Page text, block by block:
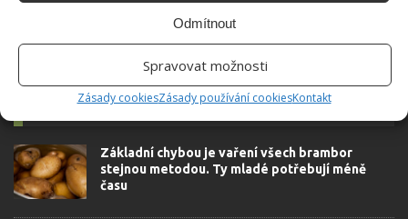
Odmítnout
Spravovat možnosti
Zásady cookiesZásady používání cookiesKontakt
SOUVISEJÍCÍ ČLÁNKY
Základní chybou je vaření všech brambor
stejnou metodou. Ty mladé potřebují méně
času